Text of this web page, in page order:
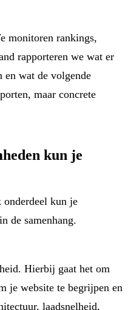
monitoren rankings,
rapporteren we wat er
en wat de volgende
maar concrete
kun je
kun je
de samenhang.
Hierbij gaat het om
je website te begrijpen en
laadsnelheid,